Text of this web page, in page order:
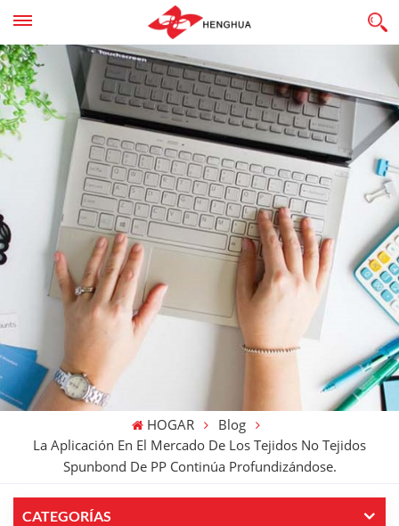
HOGAR
Blog
La Aplicación En El Mercado De Los Tejidos No Tejidos
Spunbond De PP Continúa Profundizándose.
CATEGORÍAS